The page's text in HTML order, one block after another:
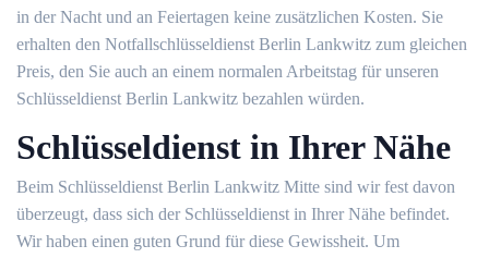
in der Nacht und an Feiertagen keine zusätzlichen Kosten. Sie
erhalten den Notfallschlüsseldienst Berlin Lankwitz zum gleichen
Preis, den Sie auch an einem normalen Arbeitstag für unseren
Schlüsseldienst Berlin Lankwitz bezahlen würden.
Schlüsseldienst in Ihrer Nähe
Beim Schlüsseldienst Berlin Lankwitz Mitte sind wir fest davon
überzeugt, dass sich der Schlüsseldienst in Ihrer Nähe befindet.
Wir haben einen guten Grund für diese Gewissheit. Um